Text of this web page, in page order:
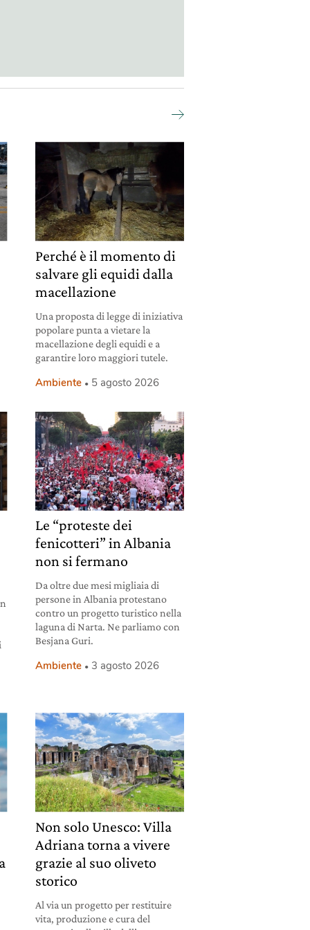
Perché è il momento di
salvare gli equidi dalla
macellazione
Una proposta di legge di iniziativa
popolare punta a vietare la
macellazione degli equidi e a
garantire loro maggiori tutele.
Ambiente 5 agosto 2026
Le “proteste dei
fenicotteri” in Albania
non si fermano
Da oltre due mesi migliaia di
persone in Albania protestano
contro un progetto turistico nella
laguna di Narta. Ne parliamo con
Besjana Guri.
Ambiente 3 agosto 2026
Non solo Unesco: Villa
Adriana torna a vivere
grazie al suo oliveto
storico
Al via un progetto per restituire
vita, produzione e cura del